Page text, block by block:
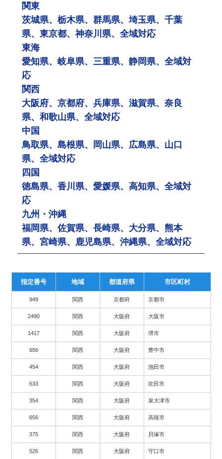
関東
茨城県、栃木県、群馬県、埼玉県、千葉
県、東京都、神奈川県、全域対応
東海
愛知県、岐阜県、三重県、静岡県、全域対
応
関西
大阪府、京都府、兵庫県、滋賀県、奈良
県、和歌山県、全域対応
中国
鳥取県、島根県、岡山県、広島県、山口
県、全域対応
四国
徳島県、香川県、愛媛県、高知県、全域対
応
九州・沖縄
福岡県、佐賀県、長崎県、大分県、熊本
県、宮崎県、鹿児島県、沖縄県、全域対応
指定番号 地域 都道府県 市区町村
949 関西 京都府 京都市
2490 関西 大阪府 大阪市
1417 関西 大阪府 堺市
656 関西 大阪府 豊中市
454 関西 大阪府 池田市
633 関西 大阪府 吹田市
354 関西 大阪府 泉大津市
656 関西 大阪府 高槻市
375 関西 大阪府 貝塚市
526 関西 大阪府 守口市